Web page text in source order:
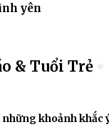
yên
& Tuổi Trẻ
khoảnh khắc